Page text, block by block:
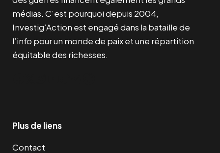
médias. C’est pourquoi depuis 2004,
Investig’Action est engagé dans la bataille de
l’info pour un monde de paix et une répartition
équitable des richesses.
Plus de liens
Contact